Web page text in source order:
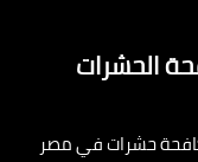
الحشرات
حشرات في مصر